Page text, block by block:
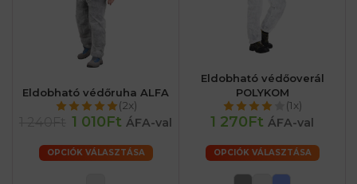
Eldobható védőruha ALFA
(2x)
1 010Ft ÁFA-val
OPCIÓK VÁLASZTÁSA
Eldobható védőoverál
POLYKOM
(1x)
1 270Ft ÁFA-val
OPCIÓK VÁLASZTÁSA